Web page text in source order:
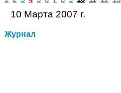
10 Марта 2007 г.
Журнал